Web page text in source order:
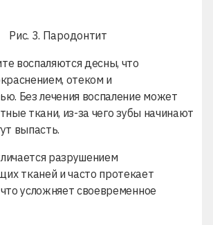
Рис. 3. Пародонтит
воспаляются десны, что
отеком и
Без лечения воспаление может
ткани, из-за чего зубы начинают
выпасть.
разрушением
тканей и часто протекает
усложняет своевременное